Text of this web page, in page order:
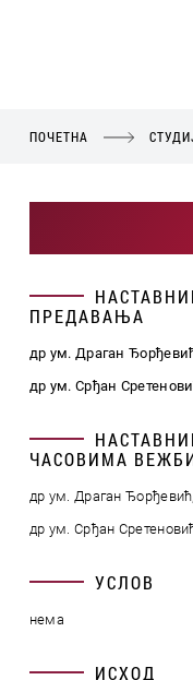
ПОЧЕТНА
ПРЕДАВАЊА
др ум. Драган
др ум. Срђан
ЧАСОВИМА
др ум. Драган
др ум. Срђан
УСЛОВ
нема
ИСХОД